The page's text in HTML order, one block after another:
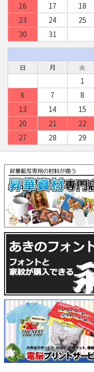
16
17 18
23
24 25
30
31
日 月 火
1
6
7 8
13
14 15
20
21 22
27
28 29